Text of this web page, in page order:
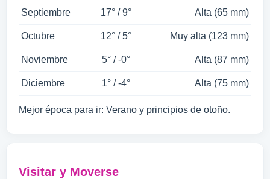
Septiembre 17° / 9° Alta (65 mm)
Octubre 12° / 5° Muy alta (123 mm)
Noviembre 5° / -0° Alta (87 mm)
Diciembre 1° / -4° Alta (75 mm)
Mejor época para ir: Verano y principios de otoño.
Visitar y Moverse